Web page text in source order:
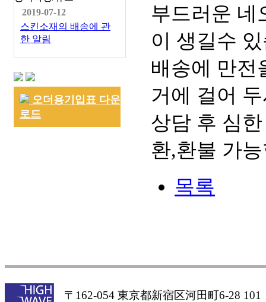
2019-07-12
스킨소재의 배송에 관
한 알림
오더용기입표 다운
로드
부드러운 네
이 생길수
배송에 만전
거에 걸어
상담 후 심
환,환불 가
목록
〒162-054 東京都新宿区河田町6-28 101